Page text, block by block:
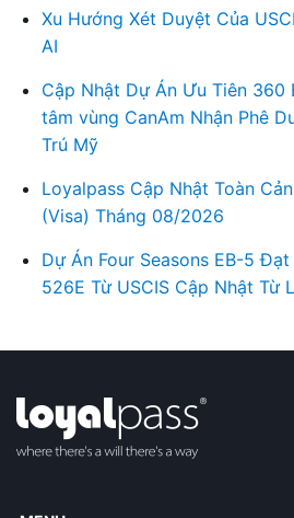
Xu Hướng Xét Duyệt Của
AI
Cập Nhật Dự Án Ưu Tiên 360
tâm vùng CanAm Nhận Phê
Trú Mỹ
Loyalpass Cập Nhật Toàn
(Visa) Tháng 08/2026
Dự Án Four Seasons EB-5
526E Từ USCIS Cập Nhật Từ